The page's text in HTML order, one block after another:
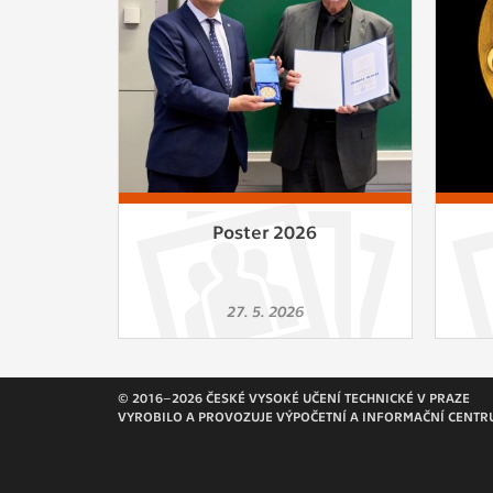
Slouží
pomáhají
stran,
Využívané
Vašich
analýzou
zůstala
Poster 2026
27. 5. 2026
© 2016–2026 ČESKÉ VYSOKÉ UČENÍ TECHNICKÉ V PRAZE
VYROBILO A PROVOZUJE VÝPOČETNÍ A INFORMAČNÍ